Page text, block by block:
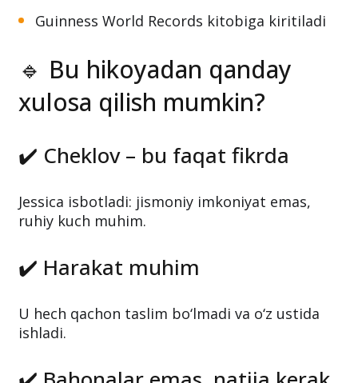
Guinness World Records kitobiga kiritiladi
🔹 Bu hikoyadan qanday
xulosa qilish mumkin?
✔️ Cheklov – bu faqat fikrda
Jessica isbotladi: jismoniy imkoniyat emas,
ruhiy kuch muhim.
✔️ Harakat muhim
U hech qachon taslim bo‘lmadi va o‘z ustida
ishladi.